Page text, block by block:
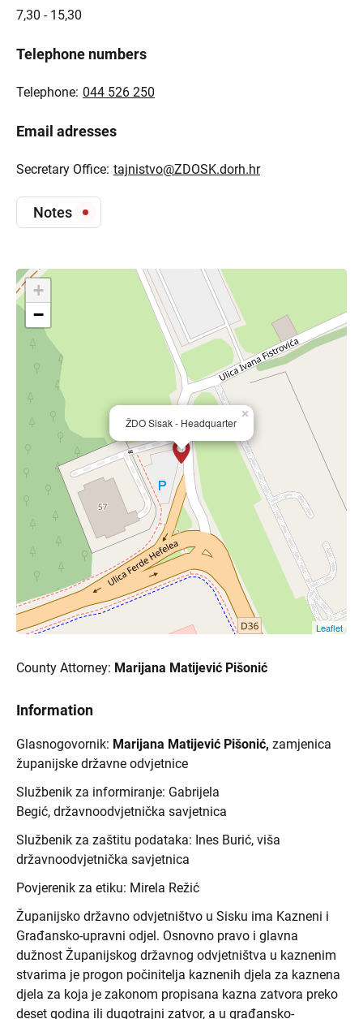
7,30 - 15,30
Telephone numbers
Telephone: 044 526 250
Email adresses
Secretary Office: tajnistvo@ZDOSK.dorh.hr
Notes
ŽDO Sisak - Headquarter
×
+
−
Leaflet
County Attorney: Marijana Matijević Pišonić
Information
Glasnogovornik: Marijana Matijević Pišonić, zamjenica
županijske državne odvjetnice
Službenik za informiranje: Gabrijela
Begić, državnoodvjetnička savjetnica
Službenik za zaštitu podataka: Ines Burić, viša
državnoodvjetnička savjetnica
Povjerenik za etiku: Mirela Režić
Županijsko državno odvjetništvo u Sisku ima Kazneni i
Građansko-upravni odjel. Osnovno pravo i glavna
dužnost Županijskog državnog odvjetništva u kaznenim
stvarima je progon počinitelja kaznenih djela za kaznena
djela za koja je zakonom propisana kazna zatvora preko
deset godina ili dugotrajni zatvor, a u građansko-